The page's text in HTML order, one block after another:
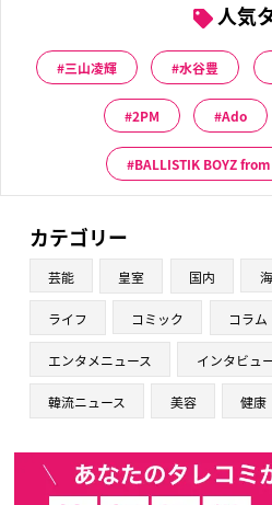
人気
三山凌輝 水谷豊
2PM Ado
BALLISTIK BOYZ from
カテゴリー
芸能 皇室 国内
ライフ コミック コラム
エンタメニュース インタビュ
韓流ニュース 美容 健康